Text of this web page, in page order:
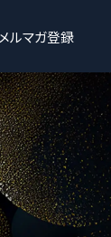
メルマガ登録